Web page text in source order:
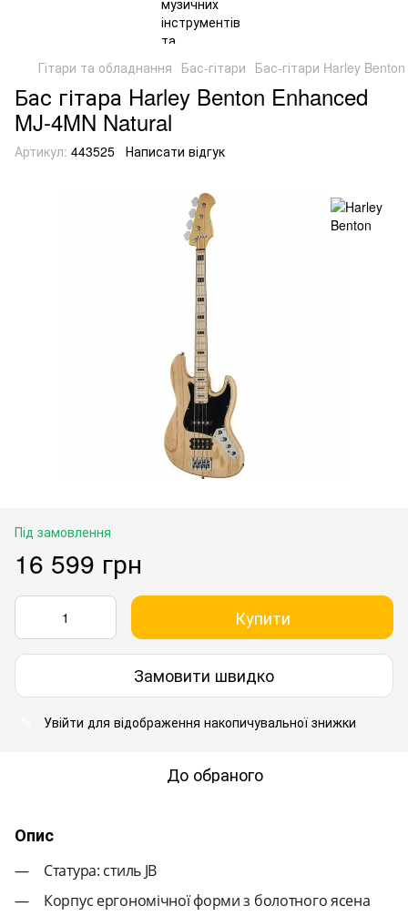
Гітари та обладнання Бас-гітари Бас-гітари Harley Benton
Бас гітара Harley Benton Enhanced
MJ-4MN Natural
Артикул: 443525 Написати відгук
Під замовлення
16 599 грн
Купити
Замовити швидко
Увійти для відображення накопичувальної знижки
До обраного
Опис
Статура: стиль JB
Корпус ергономічної форми з болотного ясена